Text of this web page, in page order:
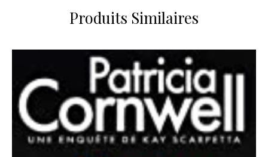
Produits Similaires